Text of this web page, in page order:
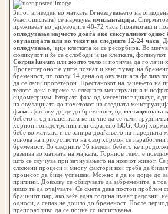
Зигот вгнезден во матката Вгнездувањето на
бластоцистата) се нарекува имплантација .
преживеат во јајцеводите 48-72 часа (понекогаш и
оплодување најчесто доаѓа ако сексуалниот однос
овулацијата или во текот на следните 12-24 часа
оплодување, јајце клетката ќе се ресорбира. Во
фоликулот и ќе се ослободи јајце клетката, фоликулот
Corpus luteumили жолто тело и почнува да го лачи
Прогестеронот е уште познат и како чувар на
бременост, по околу 14 дена од овулацијата
да се лачи прогетерон. Престанокот на лачењето на
телото дека е време за следната менструација и
ендометриум. Втората фаза од месечниот циклус,
на овулацијата до почетокот на следната
фаза . Доколку дојде до бременост, од гестационата
бебето и од плацентата ќе почне да се лачи
хорион гонадотропин или скратено hCG . Овој
бебе во матката и се запира доаѓањето на наредната
основа на присуството на овој хормон се
бременост. Во следните 36 недели бебето ќе
развива во матката на мајката. Горниов текст е
што се случува при зачнувањето на новиот живот. Се
сложени процеси и многу фактори кои треба да бидат
процесот да биде успешен. Можно е да не дојде до
причини. Доколку се обидувате да забремените, а
немојте да очајувате. Се смета дека постои проблем
брачниот пар, ако веќе една година имаат редовни,
односи, а сепак не дошло до бременост. После
препорачливо да се почне со испитувања